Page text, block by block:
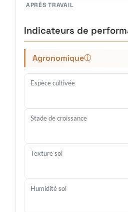
APRÈS TRAVAIL
Indicateurs de
Agronomiqueⓘ
Espèce cultivée
Stade de croissance
Texture sol
Humidité sol